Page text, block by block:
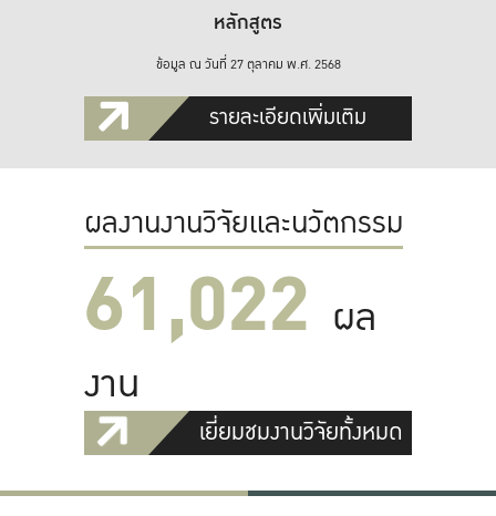
หลักสูตร
ข้อมูล ณ วันที่ 27 ตุลาคม พ.ศ. 2568
รายละเอียดเพิ่มเติม
ผลงานงานวิจัยและนวัตกรรม
61,022 ผล
งาน
เยี่ยมชมงานวิจัยทั้งหมด